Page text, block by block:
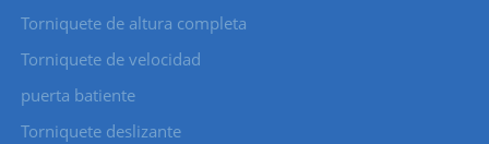
Torniquete de altura completa
Torniquete de velocidad
puerta batiente
Torniquete deslizante